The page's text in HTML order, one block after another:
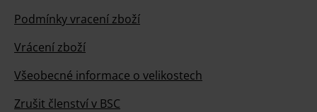
Podmínky vracení zboží
Vrácení zboží
Všeobecné informace o velikostech
Zrušit členství v BSC